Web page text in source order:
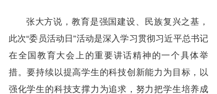
张大方说，教育是强国建设、民族复兴之基，
此次“委员活动日”活动是深入学习贯彻习近平总书记
在全国教育大会上的重要讲话精神的一个具体举
措。要持续以提高学生的科技创新能力为目标，以
强化学生的科技支撑力为追求，努力把学生培养成